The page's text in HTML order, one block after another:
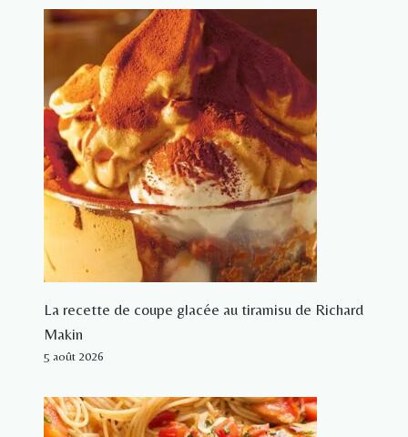
La recette de coupe glacée au tiramisu de Richard
Makin
5 août 2026